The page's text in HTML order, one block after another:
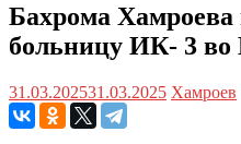
Бахрома Хамроева
больницу ИК- 3 во
31.03.202531.03.2025 Хамроев